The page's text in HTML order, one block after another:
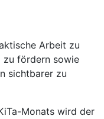
Arbeit zu
zu fördern sowie
sichtbarer zu
Monats wird der